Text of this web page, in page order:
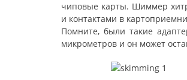
чиповые карты. Шиммер
и контактами в
Помните, были такие
микрометров и он может